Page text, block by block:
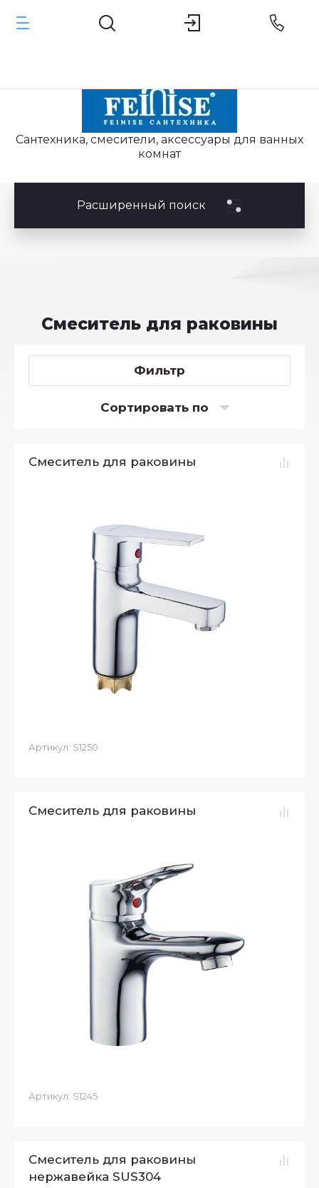
Сантехника, смесители, аксессуары для ванных
комнат
Расширенный поиск
Смеситель для раковины
Сортировать по
Фильтр
Смеситель для раковины
Артикул: S1250
Смеситель для раковины
Артикул: S1245
Смеситель для раковины
нержавейка SUS304